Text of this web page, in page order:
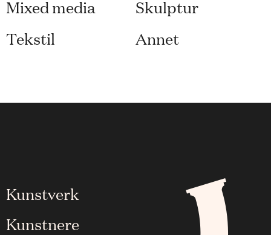
Mixed media
Skulptur
Tekstil
Annet
Kunstverk
Kunstnere